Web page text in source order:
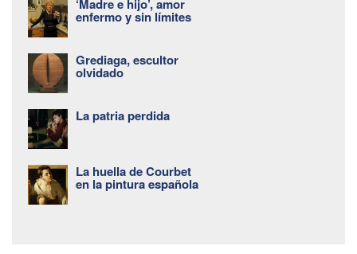
‘Madre e hijo’, amor
enfermo y sin límites
Grediaga, escultor
olvidado
La patria perdida
La huella de Courbet
en la pintura española